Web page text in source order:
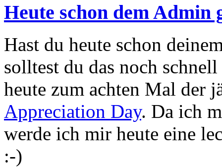
Heute schon dem Admin
Hast du heute schon
solltest du das noch
heute zum achten Mal der
Appreciation Day. Da ich
werde ich mir heute eine
:-)